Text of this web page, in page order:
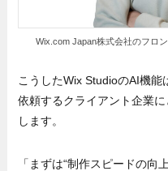
Wix.com Japan株式会社のフロ
こうしたWix StudioのAI機
依頼するクライアント企業
します。
「まずは“制作スピードの向